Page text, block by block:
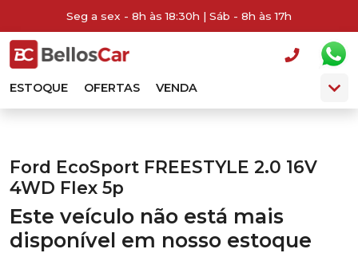
Seg a sex - 8h às 18:30h | Sáb - 8h às 17h
ESTOQUE OFERTAS VENDA
Ford EcoSport FREESTYLE 2.0 16V
4WD Flex 5p
Este veículo não está mais
disponível em nosso estoque